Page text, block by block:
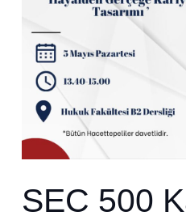
SEC 500